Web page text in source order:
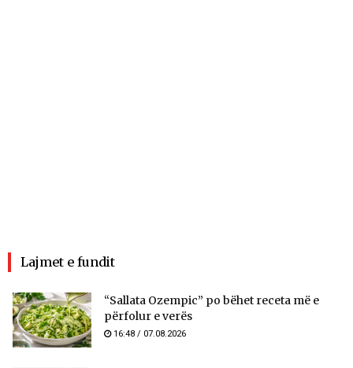
Lajmet e fundit
“Sallata Ozempic” po bëhet receta më e
përfolur e verës
16:48 / 07.08.2026